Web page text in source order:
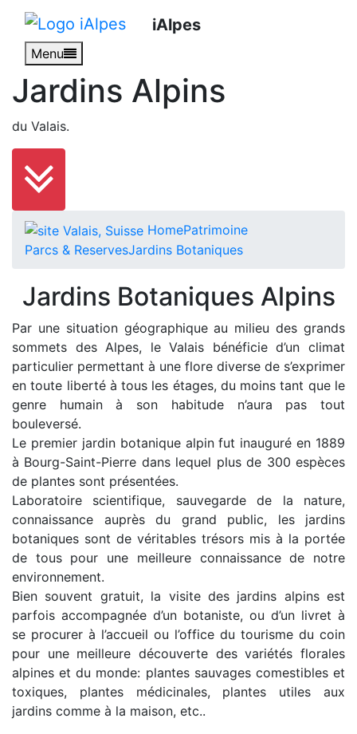
iAlpes
Menu
Jardins Alpins
du Valais.
HomePatrimoine
Parcs & ReservesJardins Botaniques
Jardins Botaniques Alpins
Par une situation géographique au milieu des grands
sommets des Alpes, le Valais bénéficie d’un climat
particulier permettant à une flore diverse de s’exprimer
en toute liberté à tous les étages, du moins tant que le
genre humain à son habitude n’aura pas tout
bouleversé.
Le premier jardin botanique alpin fut inauguré en 1889
à Bourg-Saint-Pierre dans lequel plus de 300 espèces
de plantes sont présentées.
Laboratoire scientifique, sauvegarde de la nature,
connaissance auprès du grand public, les jardins
botaniques sont de véritables trésors mis à la portée
de tous pour une meilleure connaissance de notre
environnement.
Bien souvent gratuit, la visite des jardins alpins est
parfois accompagnée d’un botaniste, ou d’un livret à
se procurer à l’accueil ou l’office du tourisme du coin
pour une meilleure découverte des variétés florales
alpines et du monde: plantes sauvages comestibles et
toxiques, plantes médicinales, plantes utiles aux
jardins comme à la maison, etc..